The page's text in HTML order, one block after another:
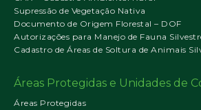
Supressão de Vegetação Nativa
Documento de Origem Florestal – DOF
Autorizações para Manejo de Fauna
Cadastro de Áreas de Soltura de Animais
Áreas Protegidas e Unidades de
Áreas Protegidas